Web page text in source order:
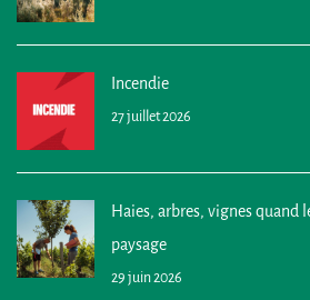
Incendie
27 juillet 2026
Haies, arbres, vignes quand
paysage
29 juin 2026